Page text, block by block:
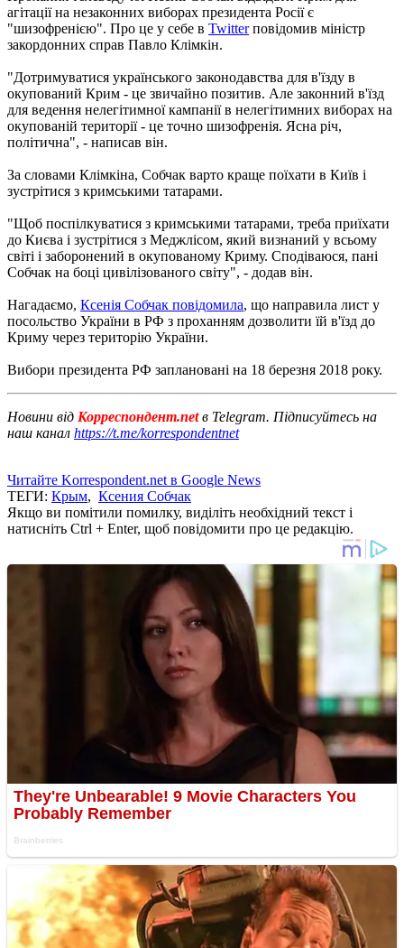
агітації на незаконних виборах президента Росії є
"шизофренією". Про це у себе в Twitterповідомив міністр
закордонних справ Павло Клімкін.
"Дотримуватися українського законодавства для в'їзду в
окупований Крим - це звичайно позитив. Але законний в'їзд
для ведення нелегітимної кампанії в нелегітимних виборах на
окупованій території - це точно шизофренія. Ясна річ,
політична", - написав він.
За словами Клімкіна, Собчак варто краще поїхати в Київ і
зустрітися з кримськими татарами.
"Щоб поспілкуватися з кримськими татарами, треба приїхати
до Києва і зустрітися з Меджлісом, який визнаний у всьому
світі і заборонений в окупованому Криму. Сподіваюся, пані
Собчак на боці цивілізованого світу", - додав він.
Нагадаємо, Ксенія Собчак повідомила, що направила лист у
посольство України в РФ з проханням дозволити їй в'їзд до
Криму через територію України.
Вибори президента РФ заплановані на 18 березня 2018 року.
Новини від Корреспондент.netв Telegram. Підписуйтесь на
наш канал https://t.me/korrespondentnet
Читайте Korrespondent.net в Google News
ТЕГИ: Крым, Ксения Собчак
Якщо ви помітили помилку, виділіть необхідний текст і
натисніть Ctrl + Enter, щоб повідомити про це редакцію.